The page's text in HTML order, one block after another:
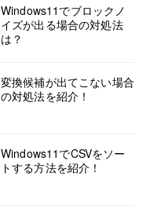
Windows11でブロックノ
イズが出る場合の対処法
は？
変換候補が出てこない場合
の対処法を紹介！
Windows11でCSVをソー
トする方法を紹介！